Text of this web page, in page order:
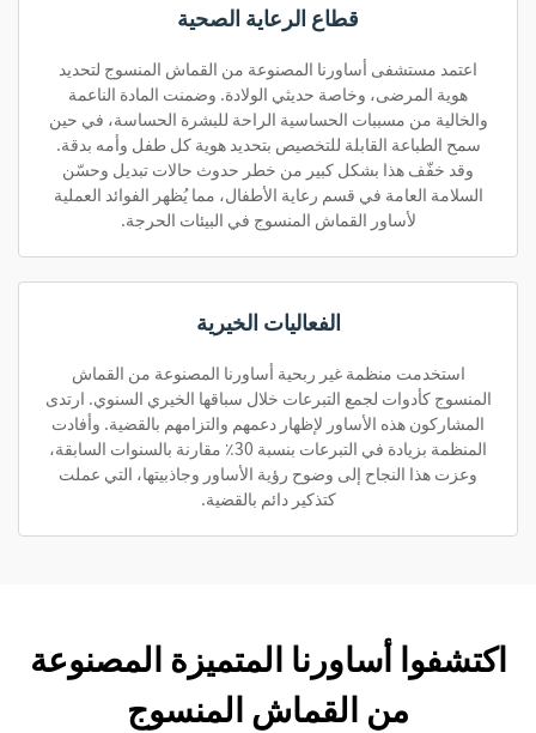
قطاع الرعاية الصحية
اعتمد مستشفى أساورنا المصنوعة من القماش المنسوج لتحديد
هوية المرضى، وخاصة حديثي الولادة. وضمنت المادة الناعمة
والخالية من مسببات الحساسية الراحة للبشرة الحساسة، في حين
سمح الطباعة القابلة للتخصيص بتحديد هوية كل طفل وأمه بدقة.
وقد خفّف هذا بشكل كبير من خطر حدوث حالات تبديل وحسّن
السلامة العامة في قسم رعاية الأطفال، مما يُظهر الفوائد العملية
لأساور القماش المنسوج في البيئات الحرجة.
الفعاليات الخيرية
استخدمت منظمة غير ربحية أساورنا المصنوعة من القماش
المنسوج كأدوات لجمع التبرعات خلال سباقها الخيري السنوي. ارتدى
المشاركون هذه الأساور لإظهار دعمهم والتزامهم بالقضية. وأفادت
المنظمة بزيادة في التبرعات بنسبة 30٪ مقارنة بالسنوات السابقة،
وعزت هذا النجاح إلى وضوح رؤية الأساور وجاذبيتها، التي عملت
كتذكير دائم بالقضية.
اكتشفوا أساورنا المتميزة المصنوعة
من القماش المنسوج